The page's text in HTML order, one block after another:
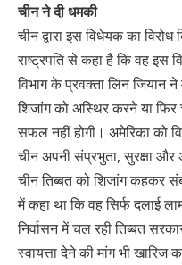
चीन ने दी धमकी
चीन द्वारा इस विधेयक का
राष्ट्रपति से कहा है कि वह इस
विभाग के प्रवक्ता लिन जियान
शिजांग को अस्थिर करने या
सफल नहीं होगी। अमेरिका को
चीन अपनी संप्रभुता, सुरक्षा
चीन तिब्बत को शिजांग कहकर
में कहा था कि वह सिर्फ दलाई
निर्वासन में चल रही तिब्बत
स्वायत्ता देने की मांग भी